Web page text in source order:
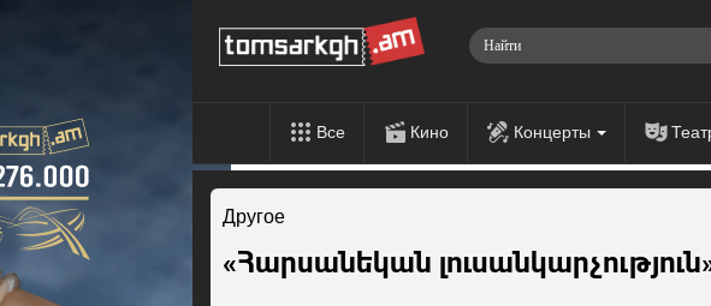
Все Кино Концерты
Другое
«Հարսանեկան